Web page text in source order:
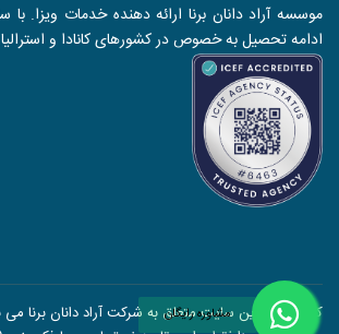
موسسه آراد دانان برنا ارائه دهنده خدمات ویزا.
ادامه تحصیل به خصوص در کشورهای کانادا و
کلیه حقوق این سایت متعلق به شرکت آراد دانان برنا می
مشاوره رایگان